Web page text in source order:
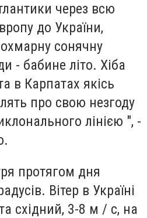
через всю
до України,
сонячну
- бабине літо. Хіба
в Карпатах якісь
про свою незгоду
лінією ", -
протягом дня
Вітер в Україні
східний, 3-8 м / с, на